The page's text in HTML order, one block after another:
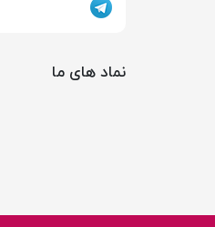
نماد های ما